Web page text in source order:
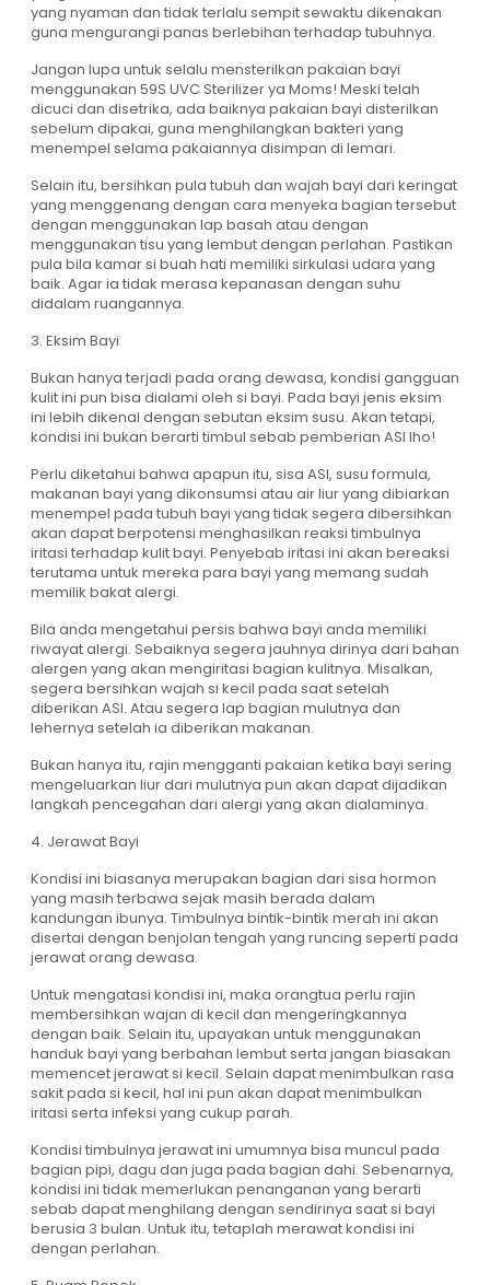
yang nyaman dan tidak terlalu sempit sewaktu dikenakan
guna mengurangi panas berlebihan terhadap tubuhnya.
Jangan lupa untuk selalu mensterilkan pakaian bayi
menggunakan 59S UVC Sterilizer ya Moms! Meski telah
dicuci dan disetrika, ada baiknya pakaian bayi disterilkan
sebelum dipakai, guna menghilangkan bakteri yang
menempel selama pakaiannya disimpan di lemari.
Selain itu, bersihkan pula tubuh dan wajah bayi dari keringat
yang menggenang dengan cara menyeka bagian tersebut
dengan menggunakan lap basah atau dengan
menggunakan tisu yang lembut dengan perlahan. Pastikan
pula bila kamar si buah hati memiliki sirkulasi udara yang
baik. Agar ia tidak merasa kepanasan dengan suhu
didalam ruangannya.
3. Eksim Bayi
Bukan hanya terjadi pada orang dewasa, kondisi gangguan
kulit ini pun bisa dialami oleh si bayi. Pada bayi jenis eksim
ini lebih dikenal dengan sebutan eksim susu. Akan tetapi,
kondisi ini bukan berarti timbul sebab pemberian ASI lho!
Perlu diketahui bahwa apapun itu, sisa ASI, susu formula,
makanan bayi yang dikonsumsi atau air liur yang dibiarkan
menempel pada tubuh bayi yang tidak segera dibersihkan
akan dapat berpotensi menghasilkan reaksi timbulnya
iritasi terhadap kulit bayi. Penyebab iritasi ini akan bereaksi
terutama untuk mereka para bayi yang memang sudah
memilik bakat alergi.
Bila anda mengetahui persis bahwa bayi anda memiliki
riwayat alergi. Sebaiknya segera jauhnya dirinya dari bahan
alergen yang akan mengiritasi bagian kulitnya. Misalkan,
segera bersihkan wajah si kecil pada saat setelah
diberikan ASI. Atau segera lap bagian mulutnya dan
lehernya setelah ia diberikan makanan.
Bukan hanya itu, rajin mengganti pakaian ketika bayi sering
mengeluarkan liur dari mulutnya pun akan dapat dijadikan
langkah pencegahan dari alergi yang akan dialaminya.
4. Jerawat Bayi
Kondisi ini biasanya merupakan bagian dari sisa hormon
yang masih terbawa sejak masih berada dalam
kandungan ibunya. Timbulnya bintik-bintik merah ini akan
disertai dengan benjolan tengah yang runcing seperti pada
jerawat orang dewasa.
Untuk mengatasi kondisi ini, maka orangtua perlu rajin
membersihkan wajan di kecil dan mengeringkannya
dengan baik. Selain itu, upayakan untuk menggunakan
handuk bayi yang berbahan lembut serta jangan biasakan
memencet jerawat si kecil. Selain dapat menimbulkan rasa
sakit pada si kecil, hal ini pun akan dapat menimbulkan
iritasi serta infeksi yang cukup parah.
Kondisi timbulnya jerawat ini umumnya bisa muncul pada
bagian pipi, dagu dan juga pada bagian dahi. Sebenarnya,
kondisi ini tidak memerlukan penanganan yang berarti
sebab dapat menghilang dengan sendirinya saat si bayi
berusia 3 bulan. Untuk itu, tetaplah merawat kondisi ini
dengan perlahan.